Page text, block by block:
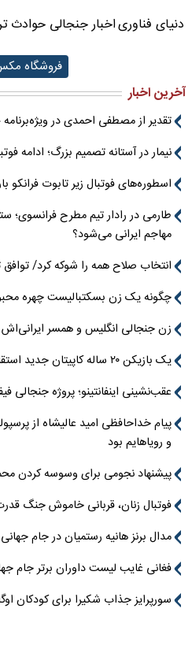
دنیای فناوریاخبار جنجالی حوادث
فروشگاه
آخرین اخبار
تقدیر از مصطفی احمدی در
نیمار در آستانه تصمیم بزرگ؛ ادامه
اسطوره‌های فوتبال زیر تابوت فرانکو
طارمی در رادار تیم مطرح فرانسوی؛
مهاجم ایرانی می‌شود؟
انتخاب صلاح همه را شوکه کرد/
چگونه یک زن بسکتبالیست چهره
زن جنجالی انگلیس و همسر ایرانی‌اش
یک بازیکن ۲۰ ساله کاپیتان جدید استقلال
عقب‌نشینی اینفانتینو؛ پروژه
پیام خداحافظی امید عالیشاه از
و رویاهایم بود
پیشنهاد نجومی برای وسوسه کردن
فوتبال زنان، قربانی خاموش جنگ
مدال برنز هانیه رستمیان در جام
فغانی غایب لیست داوران برتر جام جهانی
سورپرایز جذاب شکیرا برای کودکان